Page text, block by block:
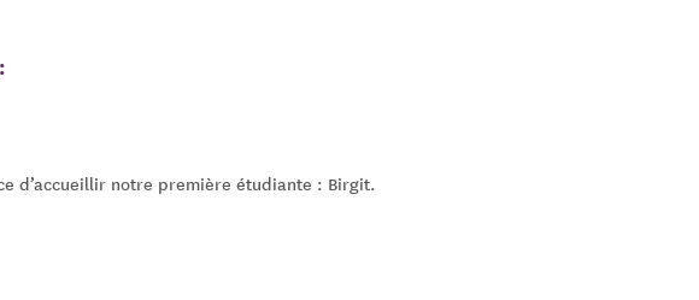
d’accueillir notre première étudiante : Birgit.